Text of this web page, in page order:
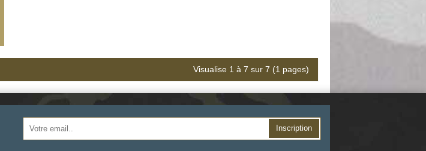
Visualise 1 à 7 sur 7 (1 pages)
Inscription